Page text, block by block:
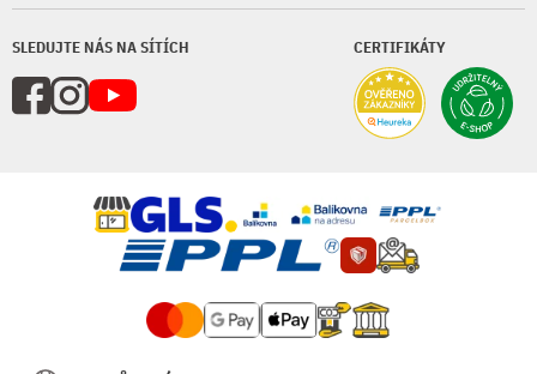
SLEDUJTE NÁS NA SÍTÍCH CERTIFIKÁTY